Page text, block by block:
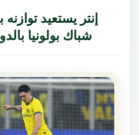
إنتر يستعيد
شباك بولونيا